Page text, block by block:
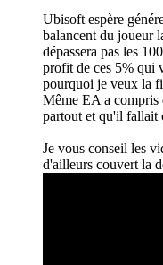
Ubisoft espère
balancent du joueur
dépassera pas les
profit de ces 5% qui
pourquoi je veux la
Même EA a compris
partout et qu'il fallait
Je vous conseil les
d'ailleurs couvert la